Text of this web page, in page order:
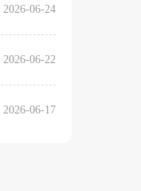
2026-06-24
2026-06-22
2026-06-17